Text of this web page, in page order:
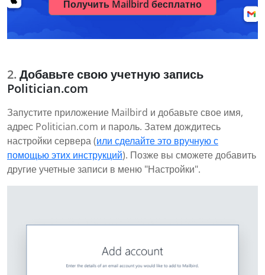
Получить Mailbird бесплатно
Добавьте свою учетную запись
Politician.com
Запустите приложение Mailbird и добавьте свое имя,
адрес Politician.com и пароль. Затем дождитесь
настройки сервера (или сделайте это вручную с
помощью этих инструкций). Позже вы сможете добавить
другие учетные записи в меню "Настройки".